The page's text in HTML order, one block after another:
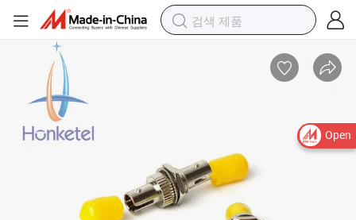
Open